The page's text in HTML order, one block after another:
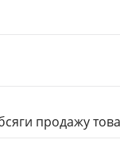
продажу